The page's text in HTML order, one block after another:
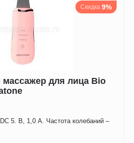
Скидка 9%
массажер для лица Bio
5. В, 1,0 А. Частота колебаний –